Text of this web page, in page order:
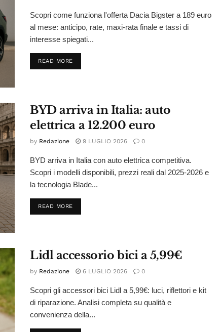
Scopri come funziona l'offerta Dacia Bigster a 189 euro
al mese: anticipo, rate, maxi-rata finale e tassi di
interesse spiegati...
READ MOREDETAILS
BYD arriva in Italia: auto
elettrica a 12.200 euro
by Redazione 9 LUGLIO 2026 0
BYD arriva in Italia con auto elettrica competitiva.
Scopri i modelli disponibili, prezzi reali dal 2025-2026 e
la tecnologia Blade...
READ MOREDETAILS
Lidl accessorio bici a 5,99€
by Redazione 6 LUGLIO 2026 0
Scopri gli accessori bici Lidl a 5,99€: luci, riflettori e kit
di riparazione. Analisi completa su qualità e
convenienza della...